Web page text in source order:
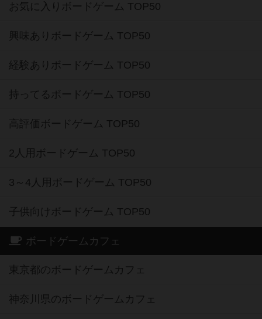
お気に入りボードゲーム TOP50
興味ありボードゲーム TOP50
経験ありボードゲーム TOP50
持ってるボードゲーム TOP50
高評価ボードゲーム TOP50
2人用ボードゲーム TOP50
3～4人用ボードゲーム TOP50
子供向けボードゲーム TOP50
ボードゲームカフェ
東京都のボードゲームカフェ
神奈川県のボードゲームカフェ